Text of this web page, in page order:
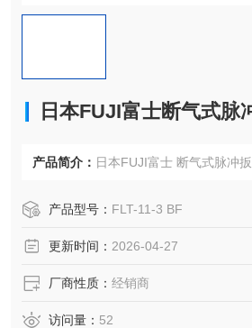
日本FUJI富士断气式脉
产品简介： 日本FUJI富士 断气式脉冲
产品型号： FLT-11-3 BF
更新时间： 2026-04-27
厂商性质： 经销商
访问量： 52